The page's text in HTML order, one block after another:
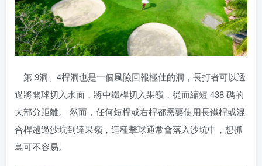
第 9洞、4桿洞也是一個風險回報極佳的洞，長打者可以透
過將開球切入水面，將中鐵桿切入果嶺，從而縮短 438 碼的
大部分距離。 然而，任何短桿或右桿都需要使用長鐵桿或混
合桿越過沙坑到達果嶺，這種擊球通常會落入沙坑中，想抓
鳥可不容易。